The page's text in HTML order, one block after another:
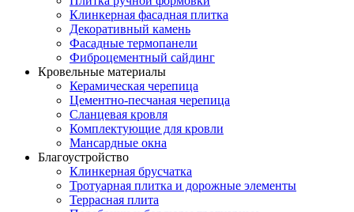
Клинкерная фасадная плитка
Декоративный камень
Фасадные термопанели
Фиброцементный сайдинг
Кровельные материалы
Керамическая черепица
Цементно-песчаная черепица
Сланцевая кровля
Комплектующие для кровли
Мансардные окна
Благоустройство
Клинкерная брусчатка
Тротуарная плитка и дорожные элементы
Террасная плита